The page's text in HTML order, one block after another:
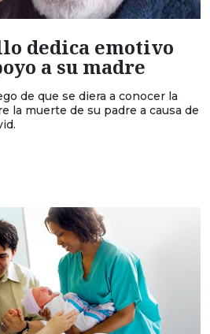
dedica emotivo
a su madre
de que se diera a conocer la
la muerte de su padre a causa de